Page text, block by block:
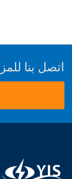
اتصل بنا